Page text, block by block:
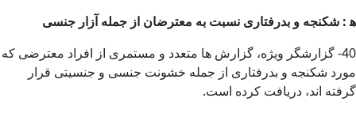
ه‍: شکنجه و بدرفتاری نسبت به معترضان از جمله آزار جنسی
40- گزارشگر ویژه، گزارش ها متعدد و مستمری از افراد معترضی که
مورد شکنجه و بدرفتاری از جمله خشونت جنسی و جنسیتی قرار
گرفته اند، دریافت کرده است.